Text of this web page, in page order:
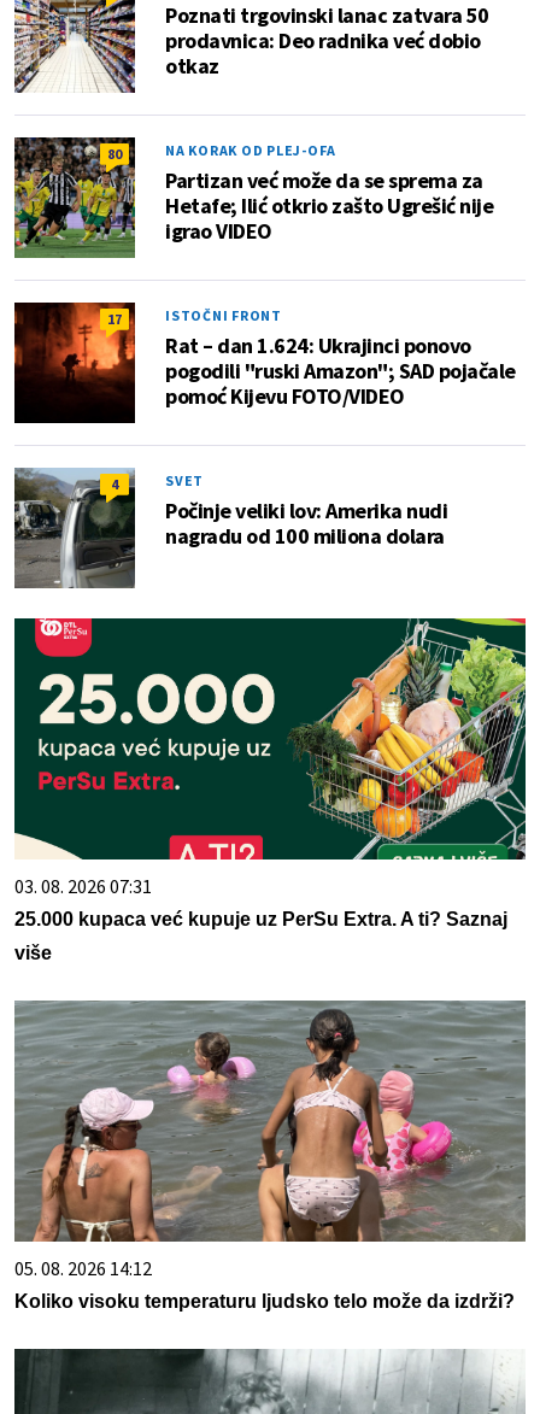
Poznati trgovinski lanac zatvara 50
prodavnica: Deo radnika već dobio
otkaz
80 NA KORAK OD PLEJ-OFA
Partizan već može da se sprema za
Hetafe; Ilić otkrio zašto Ugrešić nije
igrao VIDEO
17 ISTOČNI FRONT
Rat – dan 1.624: Ukrajinci ponovo
pogodili "ruski Amazon"; SAD pojačale
pomoć Kijevu FOTO/VIDEO
4 SVET
Počinje veliki lov: Amerika nudi
nagradu od 100 miliona dolara
03. 08. 2026 07:31
25.000 kupaca već kupuje uz PerSu Extra. A ti? Saznaj
više
05. 08. 2026 14:12
Koliko visoku temperaturu ljudsko telo može da izdrži?